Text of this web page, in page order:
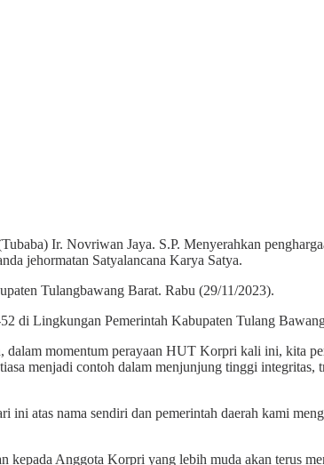
Ir. Novriwan Jaya. S.P. Menyerahkan
jehormatan Satyalancana Karya Satya.
Tulangbawang Barat. Rabu (29/11/2023).
di Lingkungan Pemerintah Kabupaten Tulang
momentum perayaan HUT Korpri kali ini, kita
menjadi contoh dalam menjunjung tinggi integritas,
atas nama sendiri dan pemerintah daerah kami
kepada Anggota Korpri yang lebih muda akan terus